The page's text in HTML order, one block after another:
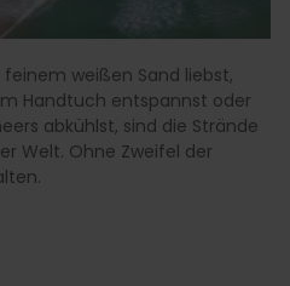
weißen Sand liebst,
Handtuch entspannst oder
abkühlst, sind die Strände
Welt. Ohne Zweifel der